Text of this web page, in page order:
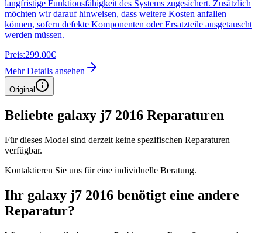
langfristige Funktionsfähigkeit des Systems zugesichert. Zusätzlich
möchten wir darauf hinweisen, dass weitere Kosten anfallen
können, sofern defekte Komponenten oder Ersatzteile ausgetauscht
werden müssen.
Preis:299.00€
Mehr Details ansehen
Original
Beliebte galaxy j7 2016 Reparaturen
Für dieses Model sind derzeit keine spezifischen Reparaturen
verfügbar.
Kontaktieren Sie uns für eine individuelle Beratung.
Ihr galaxy j7 2016 benötigt eine andere
Reparatur?